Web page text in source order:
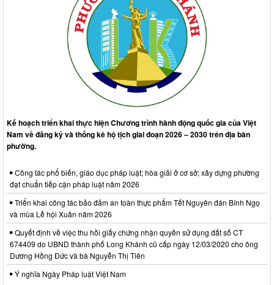
Kế hoạch triển khai thực hiện Chương trình hành động quốc gia của Việt
Nam về đăng ký và thống kê hộ tịch giai đoạn 2026 – 2030 trên địa bàn
phường.
Công tác phổ biến, giáo dục pháp luật; hòa giải ở cơ sở; xây dựng phường
đạt chuẩn tiếp cận pháp luật năm 2026
Triển khai công tác bảo đảm an toàn thực phẩm Tết Nguyên đán Bính Ngọ
và mùa Lễ hội Xuân năm 2026
Quyết định về việc thu hồi giấy chứng nhận quyền sử dụng đất số CT
674409 do UBND thành phố Long Khánh cũ cấp ngày 12/03/2020 cho ông
Dương Hồng Đức và bà Nguyễn Thị Tiên
Ý nghĩa Ngày Pháp luật Việt Nam